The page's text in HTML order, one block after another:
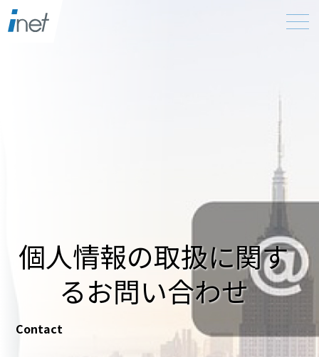
個人情報の取扱に関す
るお問い合わせ
Contact